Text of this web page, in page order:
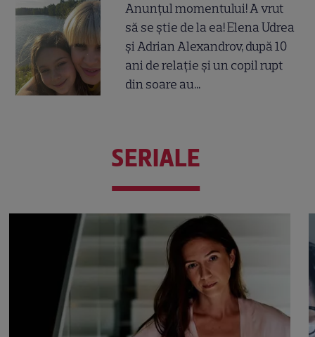
Anunțul momentului! A vrut
să se știe de la ea! Elena Udrea
și Adrian Alexandrov, după 10
ani de relație și un copil rupt
din soare au...
SERIALE